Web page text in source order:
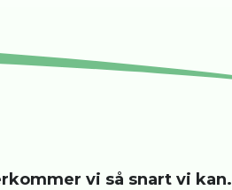
vi så snart vi kan.